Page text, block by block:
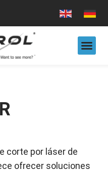
corte por láser de
ofrecer soluciones